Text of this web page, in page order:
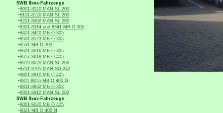
SWB 8xxx-Fahrzeuge
-8001-8020 MAN SL 200
-8101-8120 MAN SL 200
-8201-8202 MAN SL 200
-8301-8314 und 8341 MB O 305
-8401-8420 MB O 305
-8501-8523 MB O 305
-8531 MB O 303
-8601-8616 MB O 305
-8617-8618 MB O 405
-8619-8620 MAN SL 202
-8701-8705 MAN SG 242
-8801-8810 MB O 405
-8811-8816 MB O 405 G
-8831-8832 MB O 303
-8901-8912 MAN SL 202
SWB 9xxx-Fahrzeuge
-9001-9020 MB O 405
-9021 MB O 405 N